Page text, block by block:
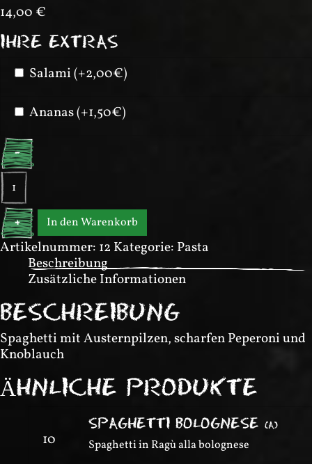
14,00 €
IHRE EXTRAS
Salami (+2,00€)
Ananas (+1,50€)
-
Spaghetti
Orecchioni
Menge
+ In den Warenkorb
Artikelnummer: 12 Kategorie: Pasta
Beschreibung
Zusätzliche Informationen
BESCHREIBUNG
Spaghetti mit Austernpilzen, scharfen Peperoni und
Knoblauch
ÄHNLICHE PRODUKTE
10
SPAGHETTI BOLOGNESE (A)
Spaghetti in Ragù alla bolognese